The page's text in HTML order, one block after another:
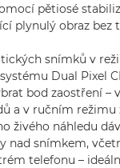
pětiosé
plynulý obraz bez
snímků v
Dual Pixel
bod zaostření –
a v ručním režimu
živého náhledu
nad snímkem,
telefonu –